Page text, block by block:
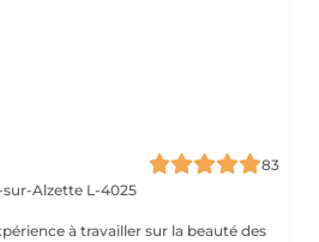
83
sur-Alzette L-4025
à travailler sur la beauté des